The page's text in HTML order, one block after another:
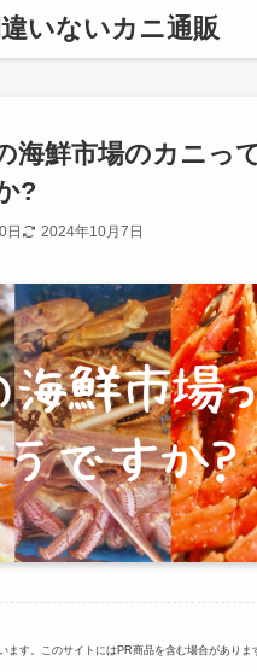
いないカニ通販
海鮮市場のカニっ
?
日 2024年10月7日
ます。このサイトにはPR商品を含む場合がありま